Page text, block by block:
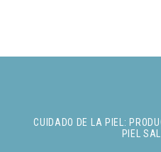
CUIDADO DE LA PIEL:
PIEL